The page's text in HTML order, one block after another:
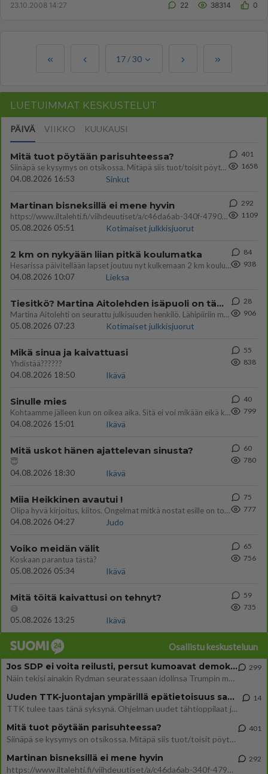
23.10.2008 14:27 22 38314 0
17 /30
LUETUIMMAT KESKUSTELUT
PÄIVÄ VIIKKO KUUKAUSI
Mitä tuot pöytään parisuhteessa?
Siinäpä se kysymys on otsikossa. Mitäpä siis tuot/toisit pöytään parisuhteessa? Oletko mies vai nainen? Koetko sen mitä
04.08.2026 16:53
Sinkut
401
1658
Martinan bisneksillä ei mene hyvin
https://www.iltalehti.fi/viihdeuutiset/a/c46da6ab-340f-4790-aaa7-0865eed2336 Yrityksen konkurssihakemus on tullut kärä
05.08.2026 05:51
Kotimaiset julkkisjuorut
292
1109
2 km on nykyään liian pitkä koulumatka
Hesarissa päivitellään lapset joutuu nyt kulkemaan 2 km kouluun jösses. Ruostefillarilla tuo matka menee vaikka miten äk
04.08.2026 10:07
Lieksa
84
938
Tiesitkö? Martina Aitolehden isäpuoli on tämä suosittu laulaja
Martina Aitolehti on seurattu julkisuuden henkilö. Lähipiiriin mahtuu muitakin tunnettuja henkilöitä. Tiesitkö, että Ma
05.08.2026 07:23
Kotimaiset julkkisjuorut
28
906
Mikä sinua ja kaivattuasi
Yhdistää??????
04.08.2026 18:50
Ikävä
55
838
Sinulle mies
Kohtaamme jälleen kun on oikea aika. Sitä ei voi mikään eikä kukaan estää <3 <3
04.08.2026 15:01
Ikävä
40
799
Mitä uskot hänen ajattelevan sinusta?
😇
04.08.2026 18:30
Ikävä
60
780
Miia Heikkinen avautui !
Olipa hyvä kirjoitus, kiitos. Ongelmat mitkä nostat esille on todellisia ja tämä ylimielisyys totta ja se näkyy kaikessa
04.08.2026 04:27
Judo
75
777
Voiko meidän välit
Koskaan parantua tästä?
05.08.2026 05:34
Ikävä
65
756
Mitä töitä kaivattusi on tehnyt?
😅
05.08.2026 13:25
Ikävä
59
735
Osallistu keskusteluun
Jos SDP ei voita reilusti, persut kumoavat demokratian Suomesta
Näin tekisi ainakin Rydman seuratessaan idolinsa Trumpin mallia https://www.is.fi/politiikka/art-2000012187244.html
299
Uuden TTK-juontajan ympärillä epätietoisuus sakenee - Nyt MTV hämmentää soppaa
TTK tulee taas tänä syksynä. Ohjelman uudet tähtioppilaat julkistetaan torstaina 6. elokuuta klo 14 alkavassa lehdistö
14
Mitä tuot pöytään parisuhteessa?
Siinäpä se kysymys on otsikossa. Mitäpä siis tuot/toisit pöytään parisuhteessa? Oletko mies vai nainen? Koetko sen mitä
401
Martinan bisneksillä ei mene hyvin
https://www.iltalehti.fi/viihdeuutiset/a/c46da6ab-340f-4790-aaa7-0865eed2336 Yrityksen konkurssihakemus on tullut kärä
292